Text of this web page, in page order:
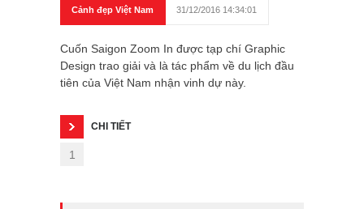
Cảnh đẹp Việt Nam 31/12/2016 14:34:01
Cuốn Saigon Zoom In được tạp chí Graphic
Design trao giải và là tác phẩm về du lịch đầu
tiên của Việt Nam nhận vinh dự này.
CHI TIẾT
1